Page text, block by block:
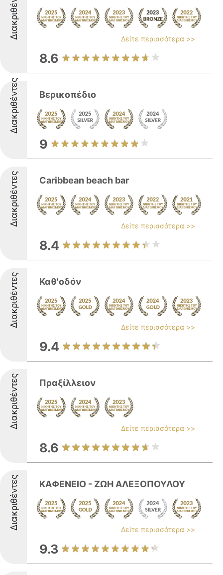
Διακριθέντες Δείτε περισσότερα >>
8.6
Διακριθέντες Βερικοπέδιο
9
Διακριθέντες Caribbean beach bar
Δείτε περισσότερα >>
8.4
Διακριθέντες Καθ'οδόν
Δείτε περισσότερα >>
9.4
Διακριθέντες Πραξίλλειον
Δείτε περισσότερα >>
8.6
Διακριθέντες ΚΑΦΕΝΕΙΟ - ΖΩΗ ΑΛΕΞΟΠΟΥΛΟΥ
Δείτε περισσότερα >>
9.3